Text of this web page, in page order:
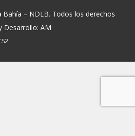
Bahía – NDLB. Todos los derechos
Desarrollo: AM